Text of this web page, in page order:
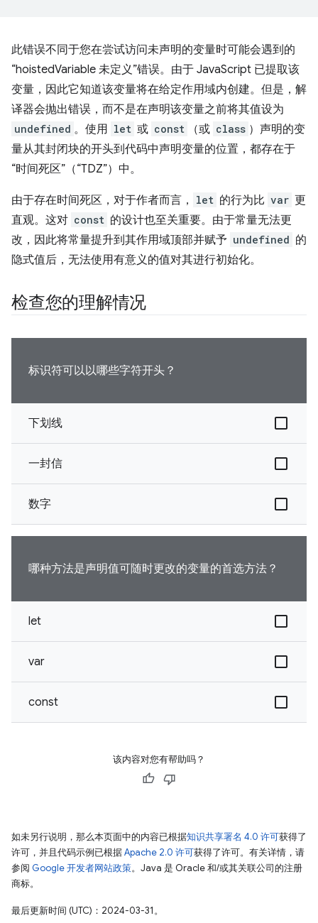
此错误不同于您在尝试访问未声明的变量时可能会遇到的
“hoistedVariable 未定义”错误。由于 JavaScript 已提取该
变量，因此它知道该变量将在给定作用域内创建。但是，解
译器会抛出错误，而不是在声明该变量之前将其值设为
undefined 。使用 let 或 const （或 class ）声明的变
量从其封闭块的开头到代码中声明变量的位置，都存在于
“时间死区”（“TDZ”）中。
由于存在时间死区，对于作者而言， let 的行为比 var 更
直观。这对 const 的设计也至关重要。由于常量无法更
改，因此将常量提升到其作用域顶部并赋予 undefined 的
隐式值后，无法使用有意义的值对其进行初始化。
检查您的理解情况
标识符可以以哪些字符开头？
下划线
一封信
数字
哪种方法是声明值可随时更改的变量的首选方法？
let
var
const
该内容对您有帮助吗？
如未另行说明，那么本页面中的内容已根据知识共享署名 4.0 许可获得了
许可，并且代码示例已根据Apache 2.0 许可获得了许可。有关详情，请
参阅 Google 开发者网站政策。Java 是 Oracle 和/或其关联公司的注册
商标。
最后更新时间 (UTC)：2024-03-31。